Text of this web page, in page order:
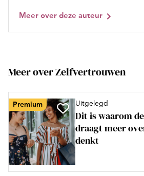
Meer over deze auteur
Meer over Zelfvertrouwen
Premium Uitgelegd
Dit is waarom
draagt meer
denkt